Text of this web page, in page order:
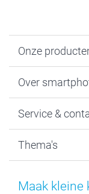
Onze
Fotoboeken
Fotocadeaus
Kaarten
Over
Vacatures
Bestelproces
Herroepingsrecht
Service &
Mijn orderstatus
Thema's
Baby
Maak